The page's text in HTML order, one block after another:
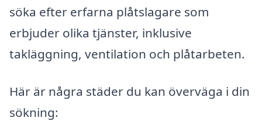
söka efter erfarna plåtslagare som
erbjuder olika tjänster, inklusive
takläggning, ventilation och plåtarbeten.
Här är några städer du kan överväga i din
sökning: